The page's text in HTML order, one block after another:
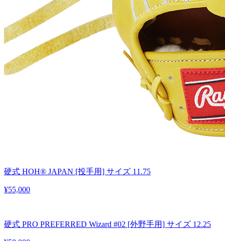
硬式 HOH® JAPAN [投手用] サイズ 11.75
¥55,000
硬式 PRO PREFERRED Wizard #02 [外野手用] サイズ 12.25